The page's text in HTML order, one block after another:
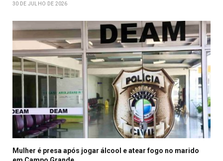
30 DE JULHO DE 2026
Mulher é presa após jogar álcool e atear fogo no marido